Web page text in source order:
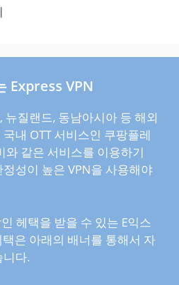
Express VPN
뉴질랜드, 동남아시아 등 해외
내 OTT 서비스인 쿠팡플레
와 같은 서비스를 이용하기
성이 높은 VPN을 사용해야
헤택을 받을 수 있는 E익스
은 아래의 배너를 통해서 자
다.